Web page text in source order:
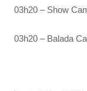
03h20 – Show
03h20 – Balada